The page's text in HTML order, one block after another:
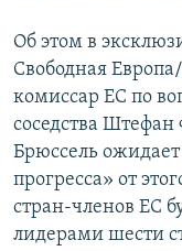
Об этом в
Свободная
комиссар ЕС по
соседства
Брюссель
прогресса» от
стран-членов ЕС
лидерами шести